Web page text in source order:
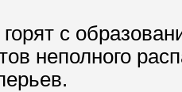
с
неполного